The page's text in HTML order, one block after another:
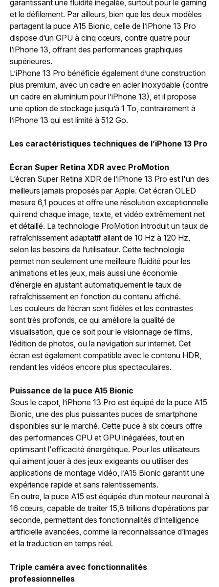
garantissant une fluidité inégalée, surtout pour le gaming
et le défilement. Par ailleurs, bien que les deux modèles
partagent la puce A15 Bionic, celle de l’iPhone 13 Pro
dispose d’un GPU à cinq cœurs, contre quatre pour
l’iPhone 13, offrant des performances graphiques
supérieures.
L’iPhone 13 Pro bénéficie également d’une construction
plus premium, avec un cadre en acier inoxydable (contre
un cadre en aluminium pour l’iPhone 13), et il propose
une option de stockage jusqu’à 1 To, contrairement à
l’iPhone 13 qui est limité à 512 Go.
Les caractéristiques techniques de l’iPhone 13 Pro
Écran Super Retina XDR avec ProMotion
L’écran Super Retina XDR de l’iPhone 13 Pro est l'un des
meilleurs jamais proposés par Apple. Cet écran OLED
mesure 6,1 pouces et offre une résolution exceptionnelle
qui rend chaque image, texte, et vidéo extrêmement net
et détaillé. La technologie ProMotion introduit un taux de
rafraîchissement adaptatif allant de 10 Hz à 120 Hz,
selon les besoins de l’utilisateur. Cette technologie
permet non seulement une meilleure fluidité pour les
animations et les jeux, mais aussi une économie
d’énergie en ajustant automatiquement le taux de
rafraîchissement en fonction du contenu affiché.
Les couleurs de l’écran sont fidèles et les contrastes
sont très profonds, ce qui améliore la qualité de
visualisation, que ce soit pour le visionnage de films,
l’édition de photos, ou la navigation sur internet. Cet
écran est également compatible avec le contenu HDR,
rendant les vidéos encore plus spectaculaires.
Puissance de la puce A15 Bionic
Sous le capot, l’iPhone 13 Pro est équipé de la puce A15
Bionic, une des plus puissantes puces de smartphone
disponibles sur le marché. Cette puce à six cœurs offre
des performances CPU et GPU inégalées, tout en
optimisant l'efficacité énergétique. Pour les utilisateurs
qui aiment jouer à des jeux exigeants ou utiliser des
applications de montage vidéo, l’A15 Bionic garantit une
expérience rapide et sans ralentissements.
En outre, la puce A15 est équipée d’un moteur neuronal à
16 cœurs, capable de traiter 15,8 trillions d’opérations par
seconde, permettant des fonctionnalités d’intelligence
artificielle avancées, comme la reconnaissance d’images
et la traduction en temps réel.
Triple caméra avec fonctionnalités
professionnelles